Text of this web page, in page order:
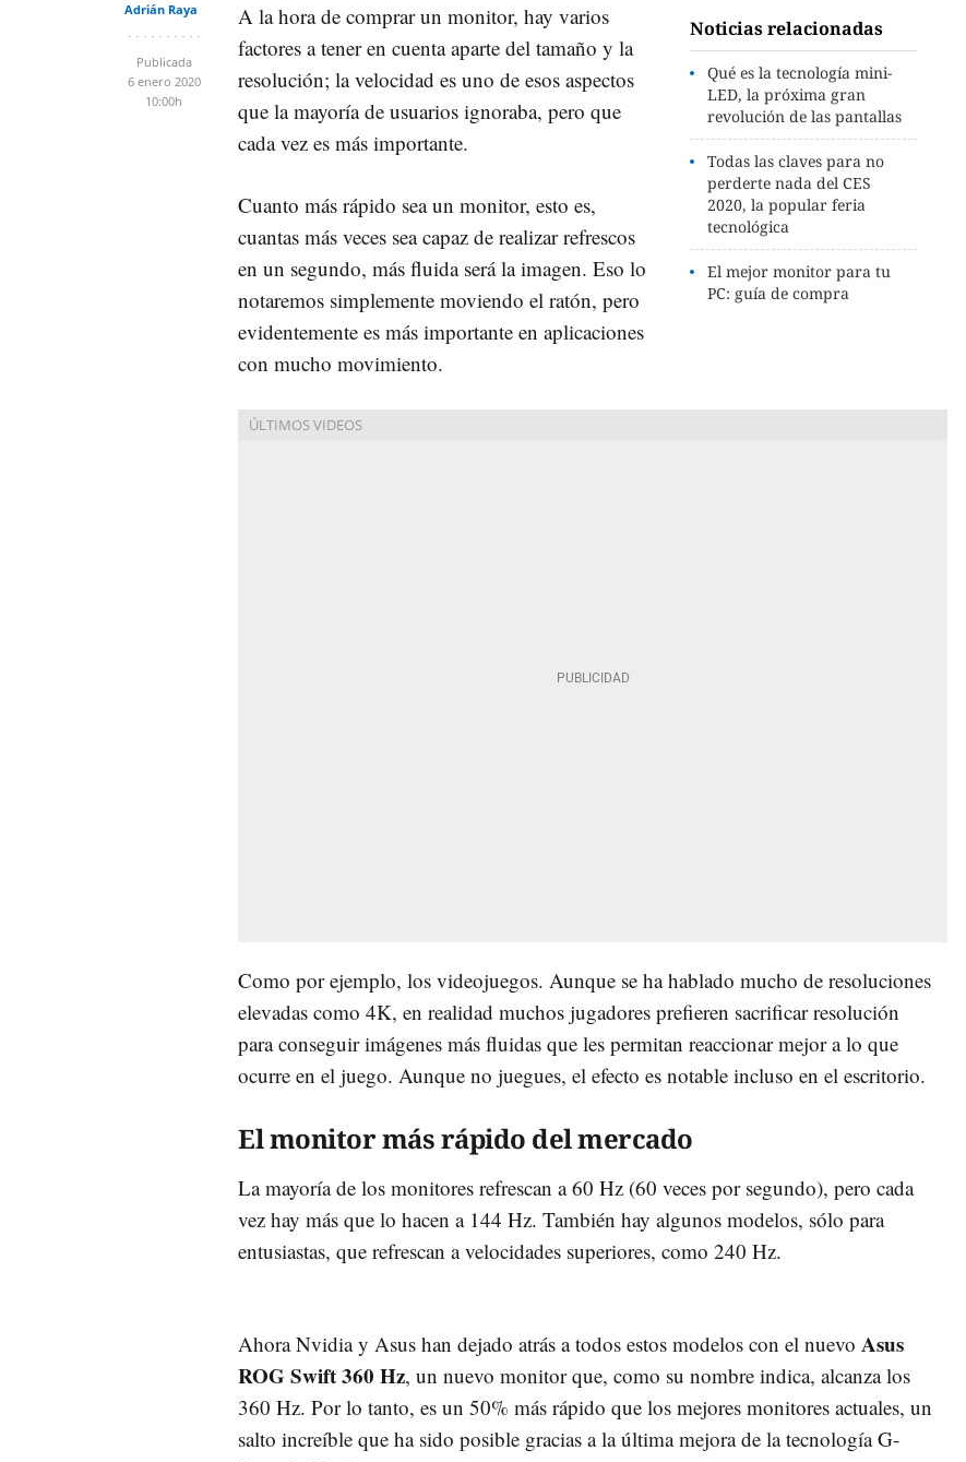
Adrián Raya
Publicada
6 enero 2020
10:00h
Noticias relacionadas
Qué es la tecnología mini-
LED, la próxima gran
revolución de las pantallas
Todas las claves para no
perderte nada del CES
2020, la popular feria
tecnológica
El mejor monitor para tu
PC: guía de compra
A la hora de comprar un monitor, hay varios
factores a tener en cuenta aparte del tamaño y la
resolución; la velocidad es uno de esos aspectos
que la mayoría de usuarios ignoraba, pero que
cada vez es más importante.
Cuanto más rápido sea un monitor, esto es,
cuantas más veces sea capaz de realizar refrescos
en un segundo, más fluida será la imagen. Eso lo
notaremos simplemente moviendo el ratón, pero
evidentemente es más importante en aplicaciones
con mucho movimiento.
Como por ejemplo, los videojuegos. Aunque se ha hablado mucho de resoluciones
elevadas como 4K, en realidad muchos jugadores prefieren sacrificar resolución
para conseguir imágenes más fluidas que les permitan reaccionar mejor a lo que
ocurre en el juego. Aunque no juegues, el efecto es notable incluso en el escritorio.
El monitor más rápido del mercado
La mayoría de los monitores refrescan a 60 Hz (60 veces por segundo), pero cada
vez hay más que lo hacen a 144 Hz. También hay algunos modelos, sólo para
entusiastas, que refrescan a velocidades superiores, como 240 Hz.
Ahora Nvidia y Asus han dejado atrás a todos estos modelos con el nuevo Asus
ROG Swift 360 Hz, un nuevo monitor que, como su nombre indica, alcanza los
360 Hz. Por lo tanto, es un 50% más rápido que los mejores monitores actuales, un
salto increíble que ha sido posible gracias a la última mejora de la tecnología G-